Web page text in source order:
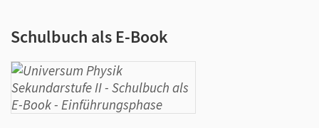
Schulbuch als E-Book